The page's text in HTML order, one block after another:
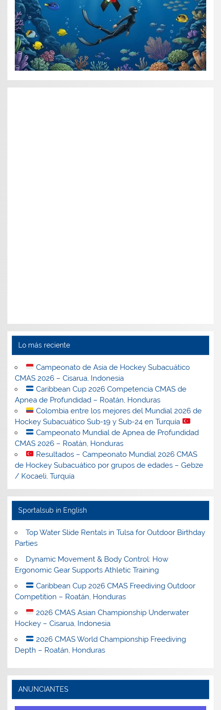
Lo más reciente
Campeonato de Asia de Hockey Subacuático
CMAS 2026 – Cisarua, Indonesia
Caribbean Cup 2026 Competencia CMAS de
Apnea de Profundidad – Roatán, Honduras
Colombia entre los mejores del Mundial 2026 de
Hockey Subacuático Sub-19 y Sub-24 en Turquía
Campeonato Mundial de Apnea de Profundidad
CMAS 2026 – Roatán, Honduras
Resultados – Campeonato Mundial 2026 CMAS
de Hockey Subacuático por grupos de edades – Gebze
/ Kocaeli, Turquía
Sportalsub in English
Top Water Slide Rentals in Tulsa for Outdoor Birthday
Parties
Dynamic Movement & Body Control: How
Ergonomic Gear Supports Athletic Training
Caribbean Cup 2026 CMAS Freediving Outdoor
Competition – Roatán, Honduras
2026 CMAS Asian Championship Underwater
Hockey – Cisarua, Indonesia
2026 CMAS World Championship Freediving
Depth – Roatán, Honduras
ANUNCIANTES